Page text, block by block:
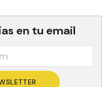
en tu email